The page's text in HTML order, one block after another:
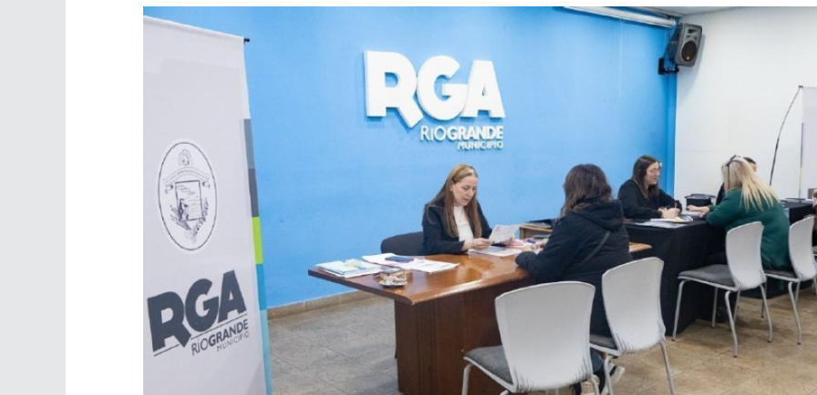
LAGARTIJA MAGALLÁNICA, EL
TIERRA DEL FUEGO